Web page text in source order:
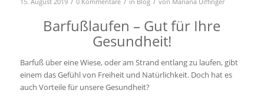
15. August 2019 0 Kommentare in Blog von Mariana Uiffinger
Barfußlaufen – Gut für Ihre
Gesundheit!
Barfuß über eine Wiese, oder am Strand entlang zu laufen, gibt
einem das Gefühl von Freiheit und Natürlichkeit. Doch hat es
auch Vorteile für unsere Gesundheit?